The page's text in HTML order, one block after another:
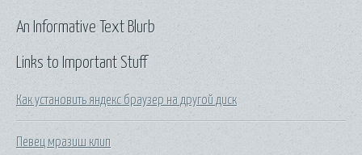
Links to Important Stuff
Как установить яндекс браузер на другой диск
Певец мразиш клип
An Informative Text Blurb